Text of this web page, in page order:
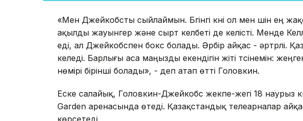
«Мен Джейкобсты сыйлаймын. Бүгінгі күні ол мен үшін ең
ақылды жауынгер және сырт келбеті де келісті. Менде
еді, ал Джейкобспен бокс болады. Әрбір айқас - әртүрлі.
келеді. Барлығы аса маңызды екендігін жіті түсінемін:
нөмірі бірінші болады», - деп атап өтті Головкин.
Еске салайық, Головкин-Джейкобс жекпе-жегі 18 наурыз
Garden аренасында өтеді. Қазақстандық телеарналар